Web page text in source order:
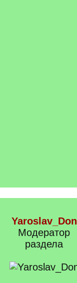
Yaroslav_Don
Модератор
раздела